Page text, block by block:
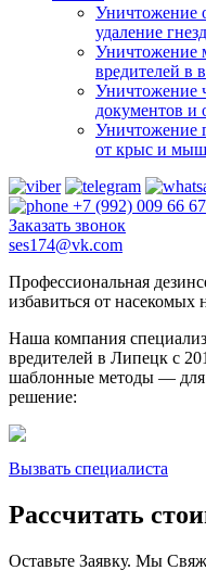
Уничтожение
удаление
Уничтожение
вредителей в
Уничтожение
документов и
Уничтожение
от крыс и
+7 (992) 009 66 67
Заказать звонок
ses174@vk.com
Профессиональная
избавиться от насекомых
Наша компания
вредителей в Липецк с
шаблонные методы — для
решение:
Вызвать специалиста
Рассчитать
Оставьте Заявку. Мы